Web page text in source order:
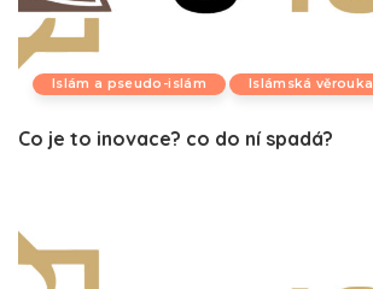
Islám a pseudo-islám Islámská věrouka
Co je to inovace? co do ní spadá?